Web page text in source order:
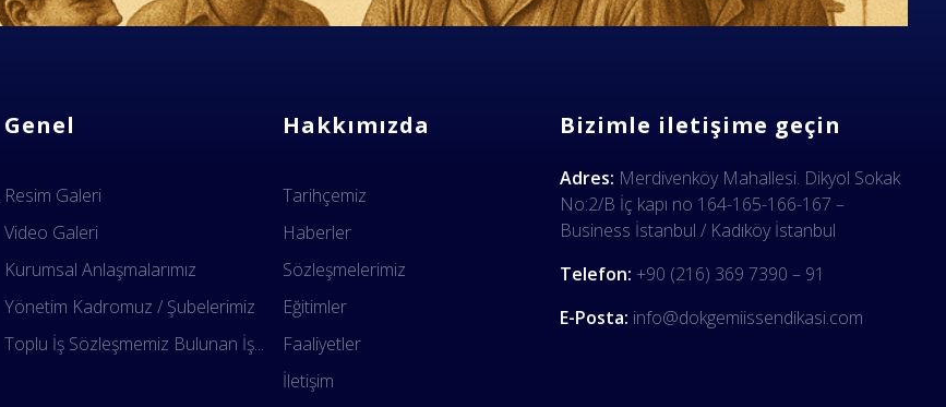
Genel
Resim Galeri
Video Galeri
Kurumsal Anlaşmalarımız
Yönetim Kadromuz / Şubelerimiz
Toplu İş Sözleşmemiz Bulunan İş...
Hakkımızda
Tarihçemiz
Haberler
Sözleşmelerimiz
Eğitimler
Faaliyetler
İletişim
Bizimle iletişime geçin
Adres: Merdivenköy Mahallesi. Dikyol Sokak
No:2/B İç kapı no 164-165-166-167 –
Business İstanbul / Kadıköy İstanbul
Telefon: +90 (216) 369 7390 – 91
E-Posta: info@dokgemiissendikasi.com